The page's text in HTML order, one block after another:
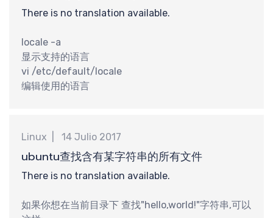
交
There is no translation available.
locale -a
显示支持的语言
vi /etc/default/locale
编辑使用的语言
Linux 14 Julio 2017
ubuntu查找含有某字符串的所有文件
There is no translation available.
如果你想在当前目录下 查找"hello,world!"字符串,可以